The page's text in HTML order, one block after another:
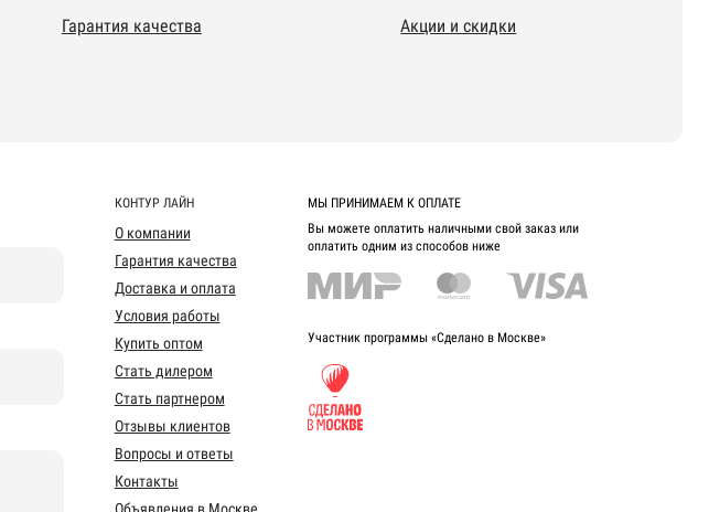
Гарантия качества Акции и скидки
КОНТУР ЛАЙН
О компании
Гарантия качества
Доставка и оплата
Условия работы
Купить оптом
Стать дилером
Стать партнером
Отзывы клиентов
Вопросы и ответы
Контакты
МЫ ПРИНИМАЕМ К ОПЛАТЕ
Вы можете оплатить наличными свой заказ или
оплатить одним из способов ниже
Участник программы «Сделано в Москве»